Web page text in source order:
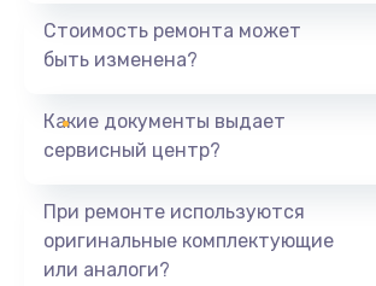
590 руб.
Замена задней крышки
Замена микросхемы (звук,
Стоимость ремонта может
быть изменена?
Какие документы выдает
сервисный центр?
При ремонте используются
оригинальные комплектующие
или аналоги?